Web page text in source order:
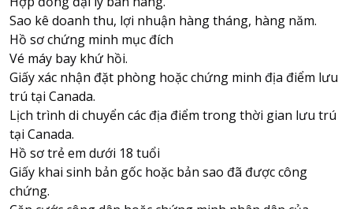
Sao kê doanh thu, lợi nhuận hàng tháng, hàng năm.
Hồ sơ chứng minh mục đích
Vé máy bay khứ hồi.
Giấy xác nhận đặt phòng hoặc chứng minh địa điểm lưu
trú tại Canada.
Lịch trình di chuyển các địa điểm trong thời gian lưu trú
tại Canada.
Hồ sơ trẻ em dưới 18 tuổi
Giấy khai sinh bản gốc hoặc bản sao đã được công
chứng.